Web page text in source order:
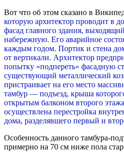
Вот что об этом сказано в
которую архитектор проводит в
фасад главного здания,
набережную. Его аварийное
каждым годом. Портик и стена
от вертикали. Архитектор
попытку «подпереть» фасадную
существующий металлический
пристраивает на его место
тамбур — подъезд, крыша
открытым балконом второго
осуществлена перестройка
дома, разделявшего первый и
Особенность данного тамбура-
примерно на 70 см ниже пола